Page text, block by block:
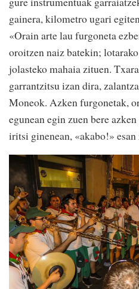
gainera, kilometro ugari
«Orain arte lau furgoneta
oroitzen naiz batekin;
jolasteko mahaia zituen.
garrantzitsu izan dira,
Moneok. Azken furgonetak,
egunean egin zuen bere
iritsi ginenean, «akabo!»